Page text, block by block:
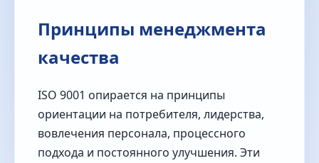
Принципы менеджмента
качества
ISO 9001 опирается на принципы
ориентации на потребителя, лидерства,
вовлечения персонала, процессного
подхода и постоянного улучшения. Эти